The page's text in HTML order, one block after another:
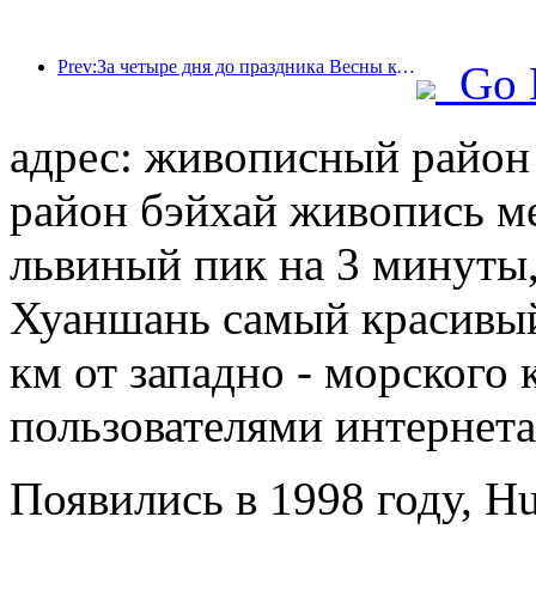
Prev:За четыре дня до праздника Весны количество бронирований в популярных отелях выросло на 120%
Go
адрес: живописный
район бэйхай живопись
львиный пик на 3
Хуаншань самый
км от западно - морского
пользователями
Появились в 1998 году,